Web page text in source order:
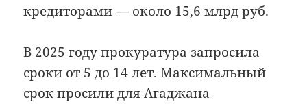
кредиторами — около 15,6 млрд руб.
В 2025 году прокуратура запросила
сроки от 5 до 14 лет. Максимальный
срок просили для Агаджана